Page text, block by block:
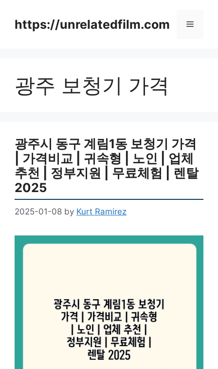
contenthttps://unrelatedfilm.com Menu
광주 보청기 가격
광주시 동구 계림1동 보청기 가격
| 가격비교 | 귀속형 | 노인 | 업체
추천 | 정부지원 | 무료체험 | 렌탈
2025
2025-01-08 by Kurt Ramirez